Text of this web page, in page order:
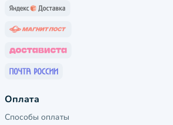
Оплата
Способы оплаты